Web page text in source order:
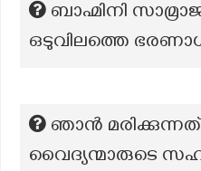
ബാഹ്മിനി
ഒടുവിലത്തെ
ഞാൻ
വൈദ്യന്മാരുടെ